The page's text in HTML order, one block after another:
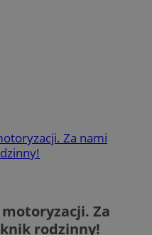
Za nami
Za
rodzinny!